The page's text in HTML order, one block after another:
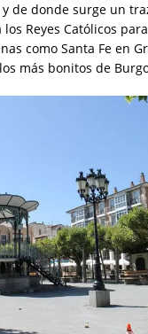
y de donde surge un
Reyes Católicos
como Santa Fe en
más bonitos de